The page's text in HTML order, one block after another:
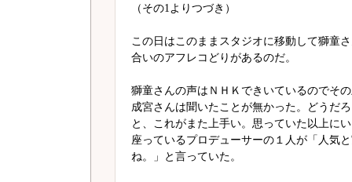
（その1よりつづき）
この日はこのままスタジオに移動して獅童
合いのアフレコどりがあるのだ。
獅童さんの声はＮＨＫできいているのでそ
成宮さんは聞いたことが無かった。どうだ
と、これがまた上手い。思っていた以上に
座っているプロデューサーの１人が「人気
ね。」と言っていた。